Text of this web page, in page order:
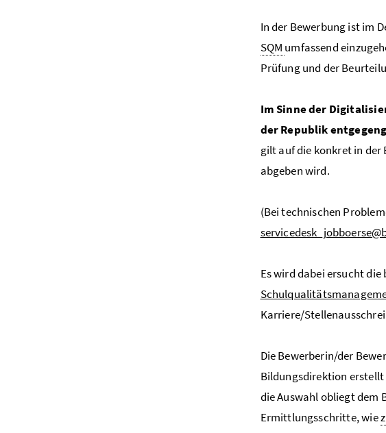
In der Bewerbung ist im
SQM umfassend
Prüfung und der
Im Sinne der
der Republik
gilt auf die konkret in der
abgeben wird.
(Bei technischen
Es wird dabei ersucht
Karriere/
Die Bewerberin/der
Bildungsdirektion erstellt
die Auswahl obliegt dem
Ermittlungsschritte, wie